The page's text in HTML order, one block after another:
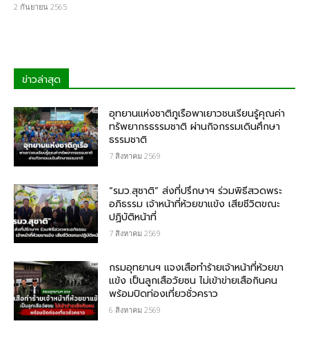
2 กันยายน 2565
ข่าวล่าสุด
อุทยานแห่งชาติภูเรือพาเยาวชนเรียนรู้คุณค่า
ทรัพยากรธรรมชาติ ผ่านกิจกรรมเดินศึกษา
ธรรมชาติ
7 สิงหาคม 2569
“รมว.สุชาติ” ส่งที่ปรึกษาฯ ร่วมพิธีสวดพระ
อภิธรรม เจ้าหน้าที่ห้วยขาแข้ง เสียชีวิตขณะ
ปฏิบัติหน้าที่
7 สิงหาคม 2569
กรม​อุทยานฯ แจงเสือทำร้ายเจ้าหน้าที่ห้วยขา
แข้ง เป็นลูกเสือวัยซน ไม่เข้าข่ายเสือกินคน
พร้อมปิดท่องเที่ยวชั่วคราว
6 สิงหาคม 2569